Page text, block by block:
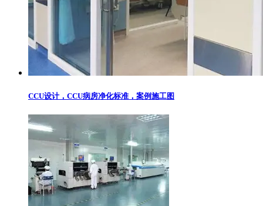
CCU设计，CCU病房净化标准，案例施工图